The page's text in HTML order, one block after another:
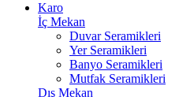
Karo
İç Mekan
Duvar Seramikleri
Yer Seramikleri
Banyo Seramikleri
Mutfak Seramikleri
Dış Mekan